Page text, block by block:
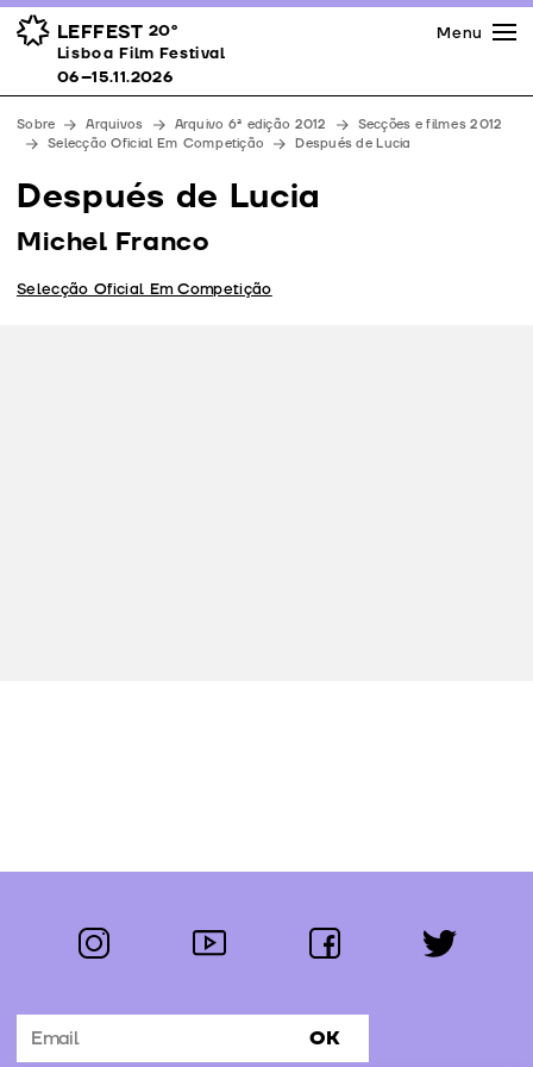
LEFFEST 20º
Lisboa Film Festival 06–15.11.2026
Prémios
Espaços
Apoios
Equipa
Downloads
Contactos
Menu
Lisboa Film Festival
06–15.11.2026
Sobre Arquivos Arquivo 6ª edição 2012
Secções e filmes 2012
Selecção Oficial Em Competição
Después de Lucia
Después de Lucia
Michel Franco
Selecção Oficial Em Competição
Segue-nos:
instagram youtube facebook twitter
Subscrever Newsletter OK